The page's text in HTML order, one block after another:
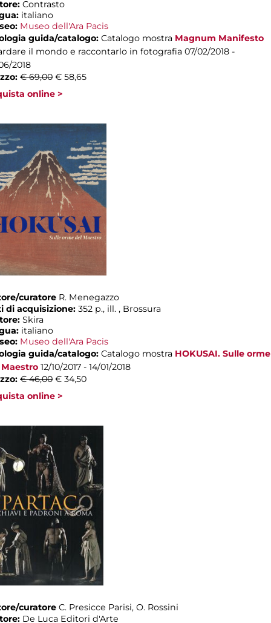
Contrasto
italiano
Museo dell'Ara Pacis
guida/catalogo: Catalogo mostra Magnum Manifesto
il mondo e raccontarlo in fotografia 07/02/2018 -
2018
€ 69,00 € 58,65
online >
curatore R. Menegazzo
di acquisizione: 352 p., ill. , Brossura
Skira
italiano
Museo dell'Ara Pacis
guida/catalogo: Catalogo mostra HOKUSAI. Sulle orme
12/10/2017 - 14/01/2018
€ 46,00 € 34,50
online >
curatore C. Presicce Parisi, O. Rossini
De Luca Editori d'Arte